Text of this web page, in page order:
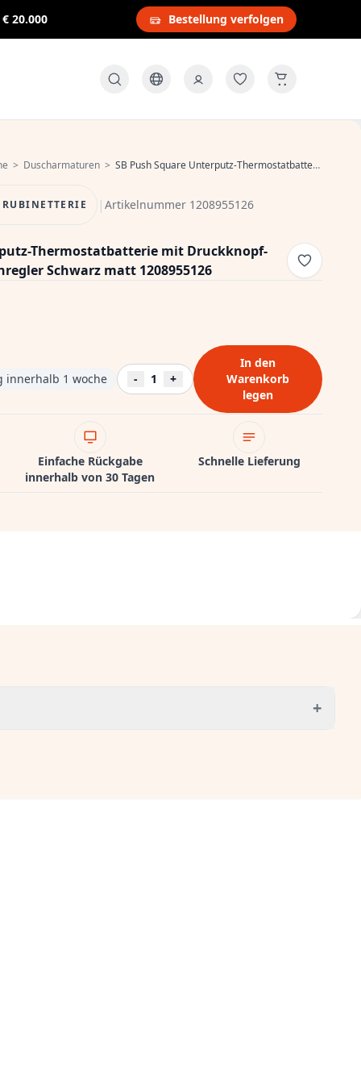
€ 20.000 Bestellung verfolgen
> Duscharmaturen > SB Push Square Unterputz-Thermostatbatterie mit Druckknopf-Umsteller und Mengenregler Schwarz matt 1208955126
RUBINETTERIE |Artikelnummer 1208955126
Thermostatbatterie mit Druckknopf-
Schwarz matt 1208955126
innerhalb 1 woche - 1 +
In den
Warenkorb
legen
Einfache Rückgabe
innerhalb von 30 Tagen
Schnelle Lieferung
+